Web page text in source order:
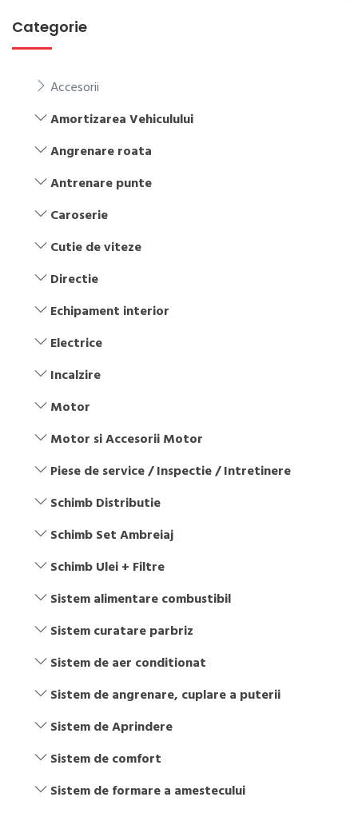
Categorie
Accesorii
Amortizarea Vehiculului
Angrenare roata
Antrenare punte
Caroserie
Cutie de viteze
Directie
Echipament interior
Electrice
Incalzire
Motor
Motor si Accesorii Motor
Piese de service / Inspectie / Intretinere
Schimb Distributie
Schimb Set Ambreiaj
Schimb Ulei + Filtre
Sistem alimentare combustibil
Sistem curatare parbriz
Sistem de aer conditionat
Sistem de angrenare, cuplare a puterii
Sistem de Aprindere
Sistem de comfort
Sistem de formare a amestecului